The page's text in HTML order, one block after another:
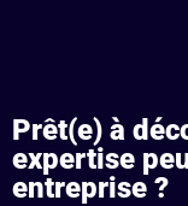
Prêt(e) à
expertise
entreprise ?